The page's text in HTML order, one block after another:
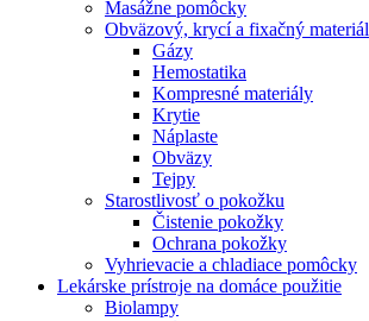
Masážne pomôcky
Obväzový, krycí a fixačný materiál
Gázy
Hemostatika
Kompresné materiály
Krytie
Náplaste
Obväzy
Tejpy
Starostlivosť o pokožku
Čistenie pokožky
Ochrana pokožky
Vyhrievacie a chladiace pomôcky
Lekárske prístroje na domáce použitie
Biolampy